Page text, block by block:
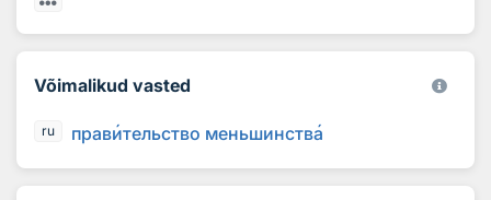
Võimalikud vasted
ru правительство меньшинства